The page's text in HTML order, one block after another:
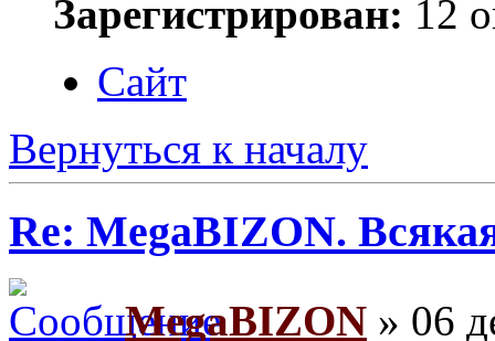
Зарегистрирован: 12
Сайт
Вернуться к началу
Re: MegaBIZON.
MegaBIZON » 06